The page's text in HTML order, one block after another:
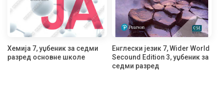
Хемија 7, уџбеник за седми
разред основне школе
Енглески језик 7, Wider World
Secound Edition 3, уџбеник за
седми разред